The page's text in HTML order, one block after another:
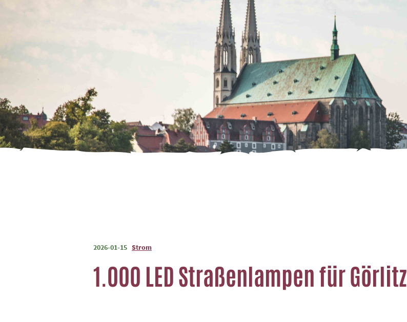
2026-01-15 Strom
1.000 LED Straßenlampen für Görlitz